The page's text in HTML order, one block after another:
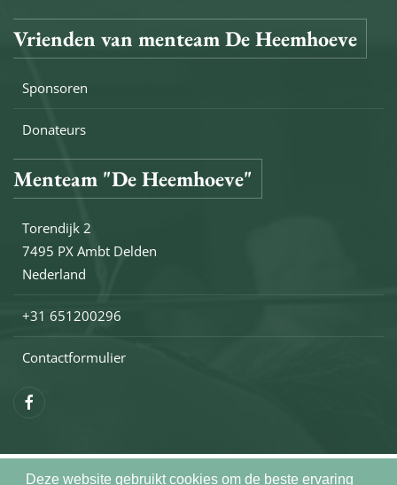
Deze website gebruikt cookies om de beste ervaring
Vrienden van menteam De Heemhoeve
Sponsoren
Donateurs
Menteam "De Heemhoeve"
Torendijk 2
7495 PX Ambt Delden
Nederland
+31 651200296
Contactformulier